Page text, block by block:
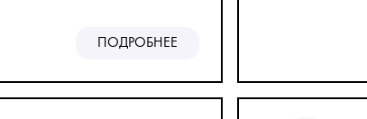
ПОДРОБНЕЕ